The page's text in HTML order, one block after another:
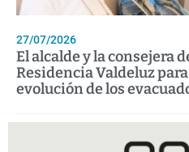
27/07/2026
El alcalde y la consejera
Residencia Valdeluz
evolución de los